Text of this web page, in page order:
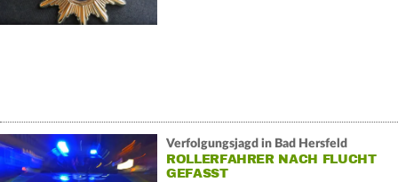
Verfolgungsjagd in Bad Hersfeld
ROLLERFAHRER NACH FLUCHT
GEFASST